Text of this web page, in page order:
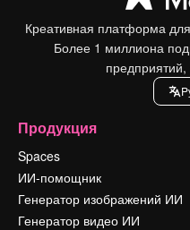
Креативная платформа
Более 1 миллиона
предприятий,
Продукция
Spaces
ИИ-помощник
Генератор изображений ИИ
Генератор видео ИИ